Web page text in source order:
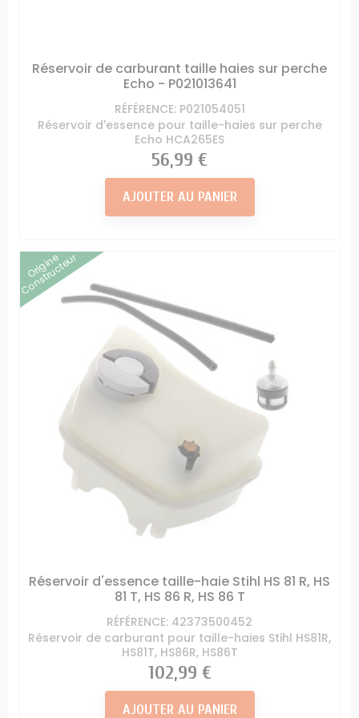
Réservoir de carburant taille haies sur perche
Echo - P021013641
RÉFÉRENCE: P021054051
Réservoir d'essence pour taille-haies sur perche
Echo HCA265ES
Prix
56,99 €
AJOUTER AU PANIER
Origine
Constructeur
Réservoir d'essence taille-haie Stihl HS 81 R, HS
81 T, HS 86 R, HS 86 T
RÉFÉRENCE: 42373500452
Réservoir de carburant pour taille-haies Stihl HS81R,
HS81T, HS86R, HS86T
Prix
102,99 €
AJOUTER AU PANIER